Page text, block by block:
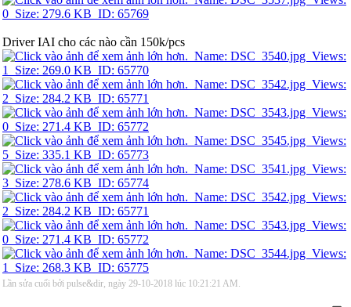
Driver IAI cho các nào cần 150k/pcs
Lần sửa cuối bởi pulse&dir, ngày 29-10-2018 lúc 10:21:21 AM